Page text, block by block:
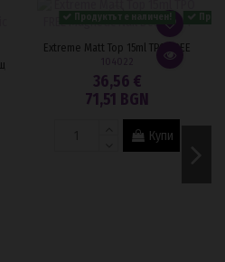
Продуктът е наличен!